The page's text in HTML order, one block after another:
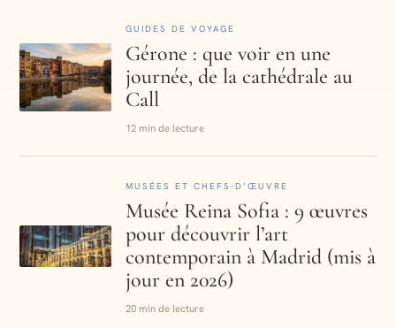
GUIDES DE VOYAGE
Gérone : que voir en une
journée, de la cathédrale au
Call
12 min de lecture
MUSÉES ET CHEFS-D’ŒUVRE
Musée Reina Sofia : 9 œuvres
pour découvrir l’art
contemporain à Madrid (mis à
jour en 2026)
20 min de lecture